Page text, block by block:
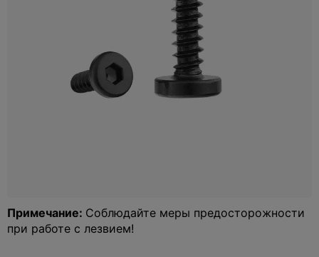
Примечание: Соблюдайте меры предосторожности
при работе с лезвием!